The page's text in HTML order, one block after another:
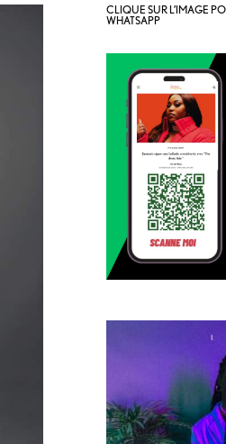
CLIQUE SUR L’IMAGE
WHATSAPP